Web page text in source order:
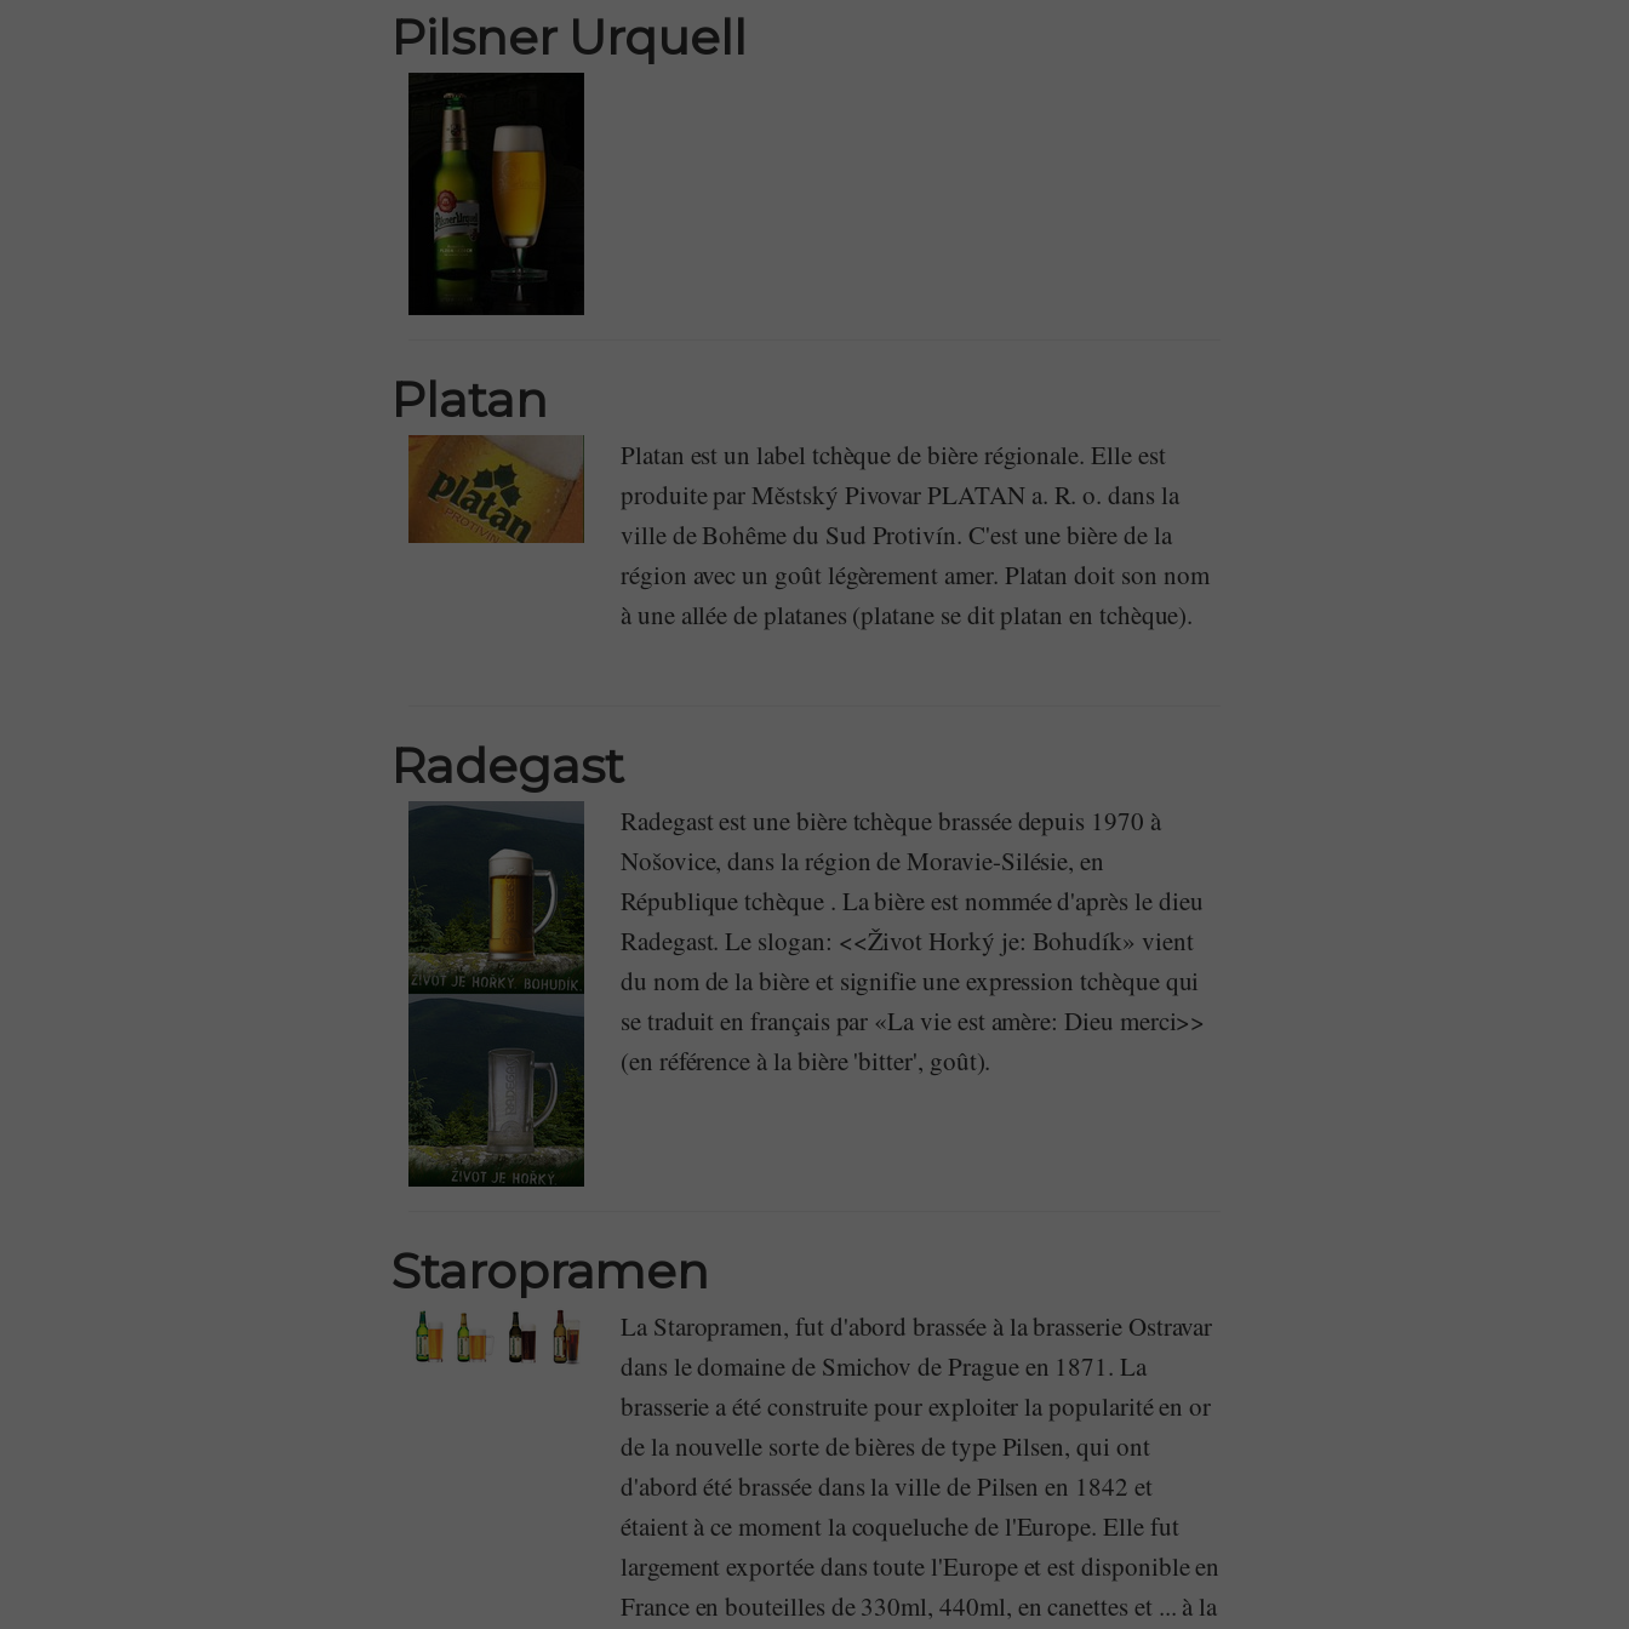
Pilsner Urquell
Platan
Platan est un label tchèque de bière régionale. Elle est
produite par Městský Pivovar PLATAN a. R. o. dans la
ville de Bohême du Sud Protivín. C'est une bière de la
région avec un goût légèrement amer. Platan doit son nom
à une allée de platanes (platane se dit platan en tchèque).
Radegast
Radegast est une bière tchèque brassée depuis 1970 à
Nošovice, dans la région de Moravie-Silésie, en
République tchèque . La bière est nommée d'après le dieu
Radegast. Le slogan: <<Život Horký je: Bohudík» vient
du nom de la bière et signifie une expression tchèque qui
se traduit en français par «La vie est amère: Dieu merci>>
(en référence à la bière 'bitter', goût).
Staropramen
La Staropramen, fut d'abord brassée à la brasserie Ostravar
dans le domaine de Smichov de Prague en 1871. La
brasserie a été construite pour exploiter la popularité en or
de la nouvelle sorte de bières de type Pilsen, qui ont
d'abord été brassée dans la ville de Pilsen en 1842 et
étaient à ce moment la coqueluche de l'Europe. Elle fut
largement exportée dans toute l'Europe et est disponible en
France en bouteilles de 330ml, 440ml, en canettes et ... à la